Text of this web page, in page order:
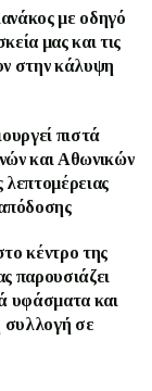
με οδηγό
μας και τις
στην κάλυψη
πιστά
και Αθωνικών
λεπτομέρειας
κέντρο της
παρουσιάζει
υφάσματα και
συλλογή σε